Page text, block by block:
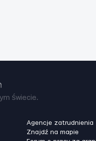
świecie.
Agencje zatrudnienia
Znajdź na mapie